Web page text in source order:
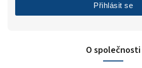
O společnosti
Přihlásit se